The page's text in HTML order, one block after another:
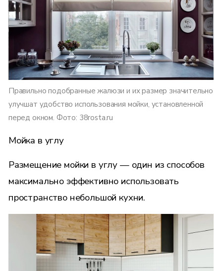
Правильно подобранные жалюзи и их размер значительно
улучшат удобство использования мойки, установленной
перед окном. Фото: 38rosta.ru
Мойка в углу
Размещение мойки в углу — один из способов
максимально эффективно использовать
пространство небольшой кухни.